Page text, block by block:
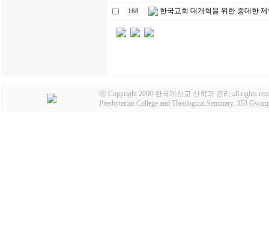
168 한국교회 대개혁을 위한 중대한
ⓒ Copyright 2000 한국개신교 신학과 윤리 all rights
Presbyterian College and Theological Seminary, 353